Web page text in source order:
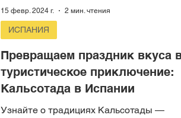
Превращаем праздник вкуса
туристическое приключение:
Кальсотада в Испании
Узнайте о традициях Кальсотады —
ИСПАНИЯ
15 февр. 2024 г. 2 мин. чтения